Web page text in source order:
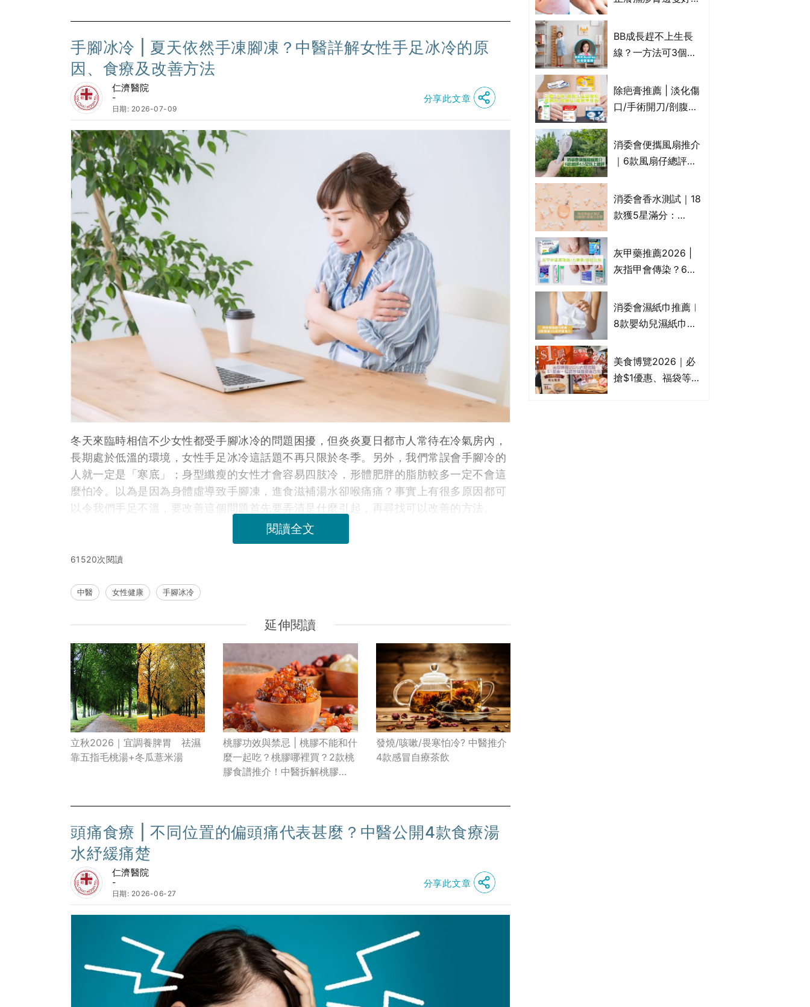
手腳冰冷 | 夏天依然手凍腳凍？中醫詳解女性手足冰冷的原
因、食療及改善方法
仁濟醫院
-
日期: 2026-07-09
分享此文章
冬天來臨時相信不少女性都受手腳冰冷的問題困擾，但炎炎夏日都市人常待在冷氣房內，
長期處於低溫的環境，女性手足冰冷這話題不再只限於冬季。另外，我們常誤會手腳冷的
人就一定是「寒底」；身型纖瘦的女性才會容易四肢冷，形體肥胖的脂肪較多一定不會這
麼怕冷。以為是因為身體虛導致手腳凍，進食滋補湯水卻喉痛痛？事實上有很多原因都可
以令我們手足不溫，要改善這個問題首先要弄清是什麼引起，再尋找可以改善的方法。
閱讀全文
61520次閱讀
中醫 女性健康 手腳冰冷
延伸閱讀
立秋2026｜宜調養脾胃 祛濕
靠五指毛桃湯+冬瓜薏米湯
桃膠功效與禁忌 | 桃膠不能和什
麼一起吃？桃膠哪裡買？2款桃
膠食譜推介！中醫拆解桃膠
發燒/咳嗽/畏寒怕冷? 中醫推介
4款感冒自療茶飲
頭痛食療 | 不同位置的偏頭痛代表甚麼？中醫公開4款食療湯
水紓緩痛楚
仁濟醫院
-
日期: 2026-06-27
分享此文章
膏/濕疹膏 嬰兒BB濕
疹皮膚適用！紓緩防
一覽)
BB成長趕不上生長
線？一方法可3個月
懂得把握1歲起「長
高黃金期」
除疤膏推薦 | 淡化傷
口/手術開刀/剖腹生
藥膏/除疤筆/除疤貼
比較（消委會教揀選
消委會便攜風扇推介
｜6款風扇仔總評達
品 MUJI、
Francfranc、
消委會香水測試｜18
款獲5星滿分：
ARMANI、Marks &
Spencer、CHANEL
灰甲藥推薦2026 |
灰指甲會傳染？6款
膏/抗甲癬油劑的功
效/價格比較：羅霉
消委會濕紙巾推薦︱
8款嬰幼兒濕紙巾獲
屈臣氏watsons、強
生Johnson's等｜測
美食博覽2026｜必
搶$1優惠、福袋等精